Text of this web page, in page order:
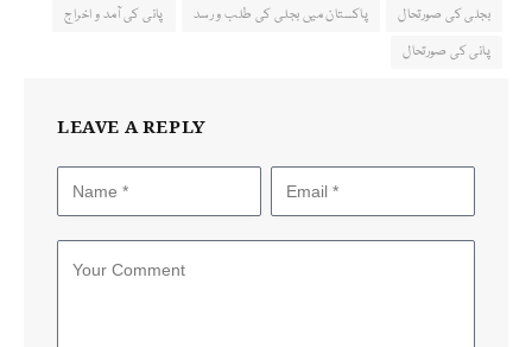
بجلی کی صورتحال پاکستان میں بجلی کی طلب و رسد
پانی کی آمد و اخراج
پانی کی صورتحال
LEAVE A REPLY